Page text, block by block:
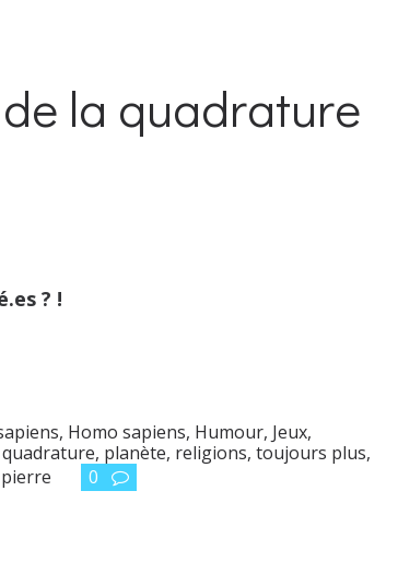
la quadrature
? !
, Homo sapiens, Humour, Jeux,
quadrature, planète, religions, toujours plus,
0